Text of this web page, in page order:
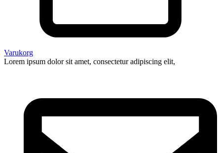
Varukorg
Lorem ipsum dolor sit amet, consectetur adipiscing elit,